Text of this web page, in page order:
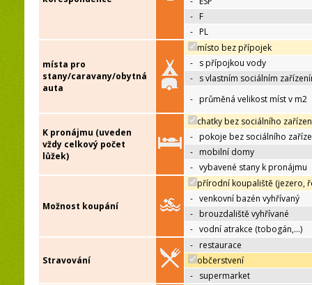
- F
- PL
místa pro
stany/caravany/obytná
auta
místo bez přípojek
- s přípojkou vody
- s vlastním sociálním
- průměná velikost míst v m2
K pronájmu (uveden
vždy celkový počet
lůžek)
chatky bez sociálního
- pokoje bez sociálního
- mobilní domy
- vybavené stany k pronájmu
Možnost koupání
přírodní koupaliště (jezero,
- venkovní bazén vyhřívaný
- brouzdaliště vyhřívané
- vodní atrakce (tobogán,…)
Stravování
- restaurace
občerstvení
- supermarket